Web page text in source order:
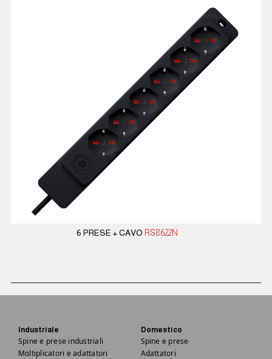
6 PRESE + CAVO RS8622N
Industriale
Spine e prese industriali
Moltiplicatori e adattatori
Domestico
Spine e prese
Adattatori